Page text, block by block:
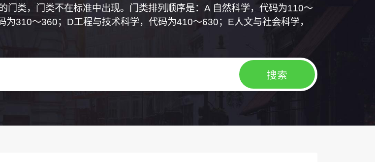
门类，门类不在标准中出现。门类排列顺序是：A 自然科学，代码为110～
310～360；D工程与技术科学，代码为410～630；E人文与社会科学，